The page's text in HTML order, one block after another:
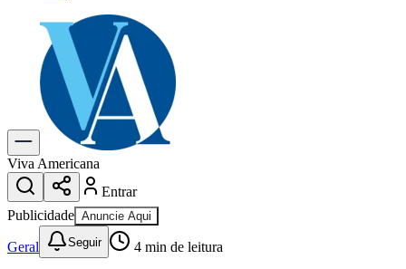
Explore Tudo
Últimas Notícias
Previsão do Tempo
Dia a Dia & Lazer
Gastronomia
Cinema & Shows
Para Sua Empresa
Anuncie no Portal
Cadastrar Empresa
Divulgar VagasNovo
Publicidade Legal
Viva Americana
Entrar
Publicidade Anuncie Aqui
Geral Seguir 4 min de leitura